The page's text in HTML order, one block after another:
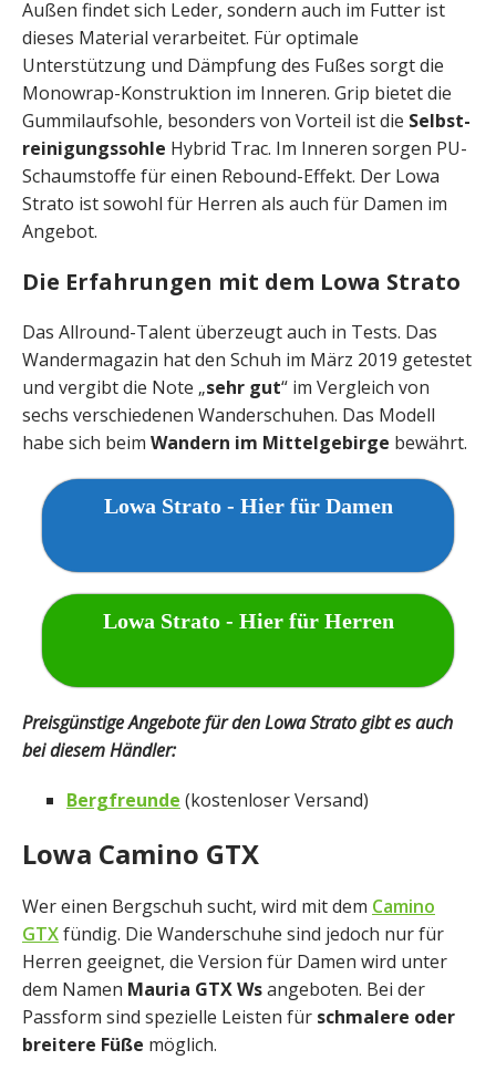
Außen findet sich Leder, sondern auch im Futter ist
dieses Material verarbeitet. Für optimale
Unterstützung und Dämpfung des Fußes sorgt die
Monowrap-Konstruktion im Inneren. Grip bietet die
Gummilaufsohle, besonders von Vorteil ist die Selbst­
rei­nigungssohle Hybrid Trac. Im Inneren sorgen PU-
Schaumstoffe für einen Rebound-Effekt. Der Lowa
Strato ist sowohl für Herren als auch für Damen im
Angebot.
Die Erfahrungen mit dem Lowa Strato
Das Allround-Talent überzeugt auch in Tests. Das
Wandermagazin hat den Schuh im März 2019 getestet
und vergibt die Note „sehr gut“ im Vergleich von
sechs verschiedenen Wanderschuhen. Das Modell
habe sich beim Wandern im Mittelgebirge bewährt.
Lowa Strato - Hier für Damen
Lowa Strato - Hier für Herren
Preisgünstige Angebote für den Lowa Strato gibt es auch
bei diesem Händler:
Bergfreunde (kostenloser Versand)
Lowa Camino GTX
Wer einen Bergschuh sucht, wird mit dem Camino
GTXfündig. Die Wanderschuhe sind jedoch nur für
Herren geeignet, die Version für Damen wird unter
dem Namen Mauria GTX Wsangeboten. Bei der
Passform sind spezielle Leisten für schmalere oder
breitere Füße möglich.